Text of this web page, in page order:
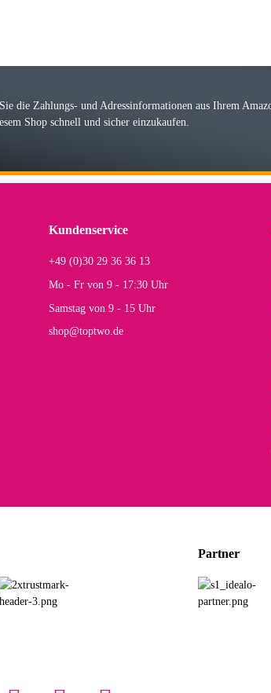
Die Zuverlässigkeit muss sich noch in den
die Zahlungs- und Adressinformationen aus Ihrem
Shop schnell und sicher einzukaufen.
Kundenservice
+49 (0)30 29 36 36 13
Mo - Fr von 9 - 17:30 Uhr
Samstag von 9 - 15 Uhr
shop@toptwo.de
Partner